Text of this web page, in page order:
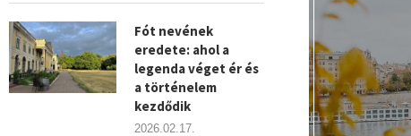
Fót nevének
eredete: ahol a
legenda véget ér és
a történelem
kezdődik
2026.02.17.